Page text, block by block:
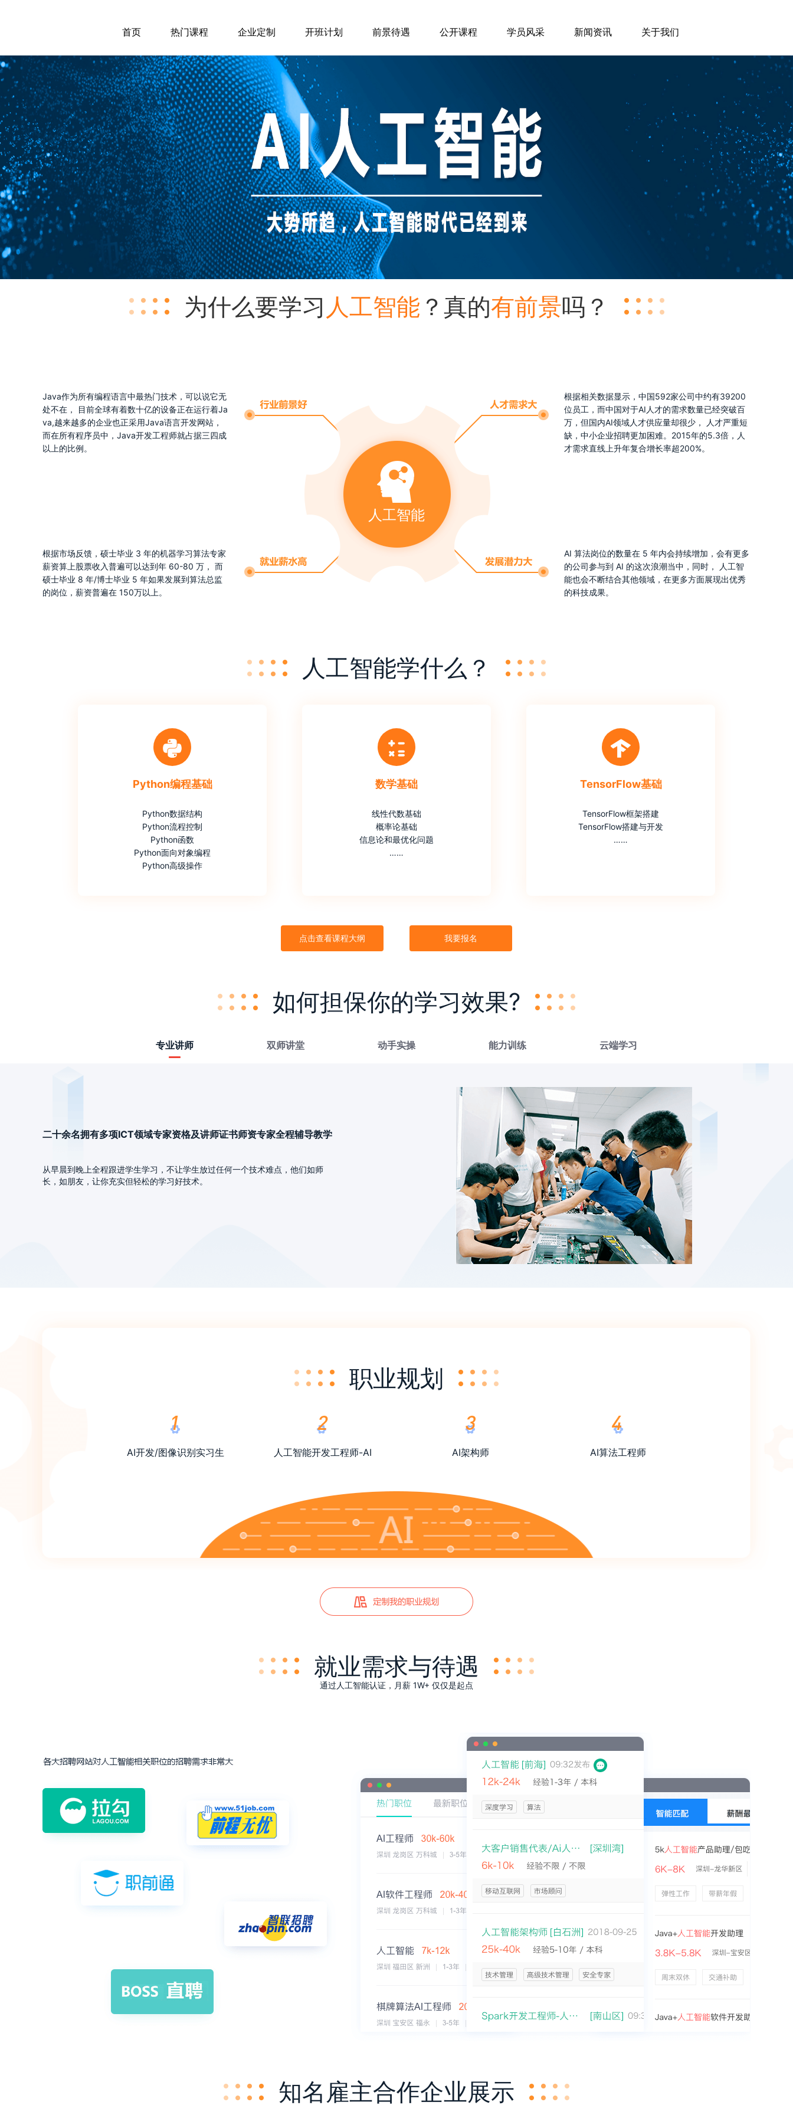
首页 热门课程 企业定制 开班计划 前景待遇 公开课程 学员风采 新闻资讯 关于我们
为什么要学习 人工智能 ？真的有前景吗？
Java作为所有编程语言中最热门技术，可以说它无
处不在， 目前全球有着数十亿的设备正在运行着Ja
va,越来越多的企业也正采用Java语言开发网站，
而在所有程序员中，Java开发工程师就占据三四成
以上的比例。
根据市场反馈，硕士毕业 3 年的机器学习算法专家
薪资算上股票收入普遍可以达到年 60-80 万， 而
硕士毕业 8 年/博士毕业 5 年如果发展到算法总监
的岗位，薪资普遍在 150万以上。
人工智能
根据相关数据显示，中国592家公司中约有39200
位员工，而中国对于AI人才的需求数量已经突破百
万，但国内AI领域人才供应量却很少， 人才严重短
缺，中小企业招聘更加困难。2015年的5.3倍，人
才需求直线上升年复合增长率超200%。
AI 算法岗位的数量在 5 年内会持续增加，会有更多
的公司参与到 AI 的这次浪潮当中，同时， 人工智
能也会不断结合其他领域，在更多方面展现出优秀
的科技成果。
人工智能学什么？
Python编程基础
Python数据结构
Python流程控制
Python函数
Python面向对象编程
Python高级操作
数学基础
线性代数基础
概率论基础
信息论和最优化问题
……
TensorFlow基础
TensorFlow框架搭建
TensorFlow搭建与开发
……
点击查看课程大纲 我要报名
如何担保你的学习效果?
专业讲师 双师讲堂 动手实操 能力训练 云端学习
二十余名拥有多项ICT领域专家资格及讲师证书师资专家全程辅导教学
从早晨到晚上全程跟进学生学习，不让学生放过任何一个技术难点，他们如师
长，如朋友，让你充实但轻松的学习好技术。
职业规划
AI开发/图像识别实习生 人工智能开发工程师-AI AI架构师 AI算法工程师
就业需求与待遇
通过人工智能认证，月薪 1W+ 仅仅是起点
知名雇主合作企业展示